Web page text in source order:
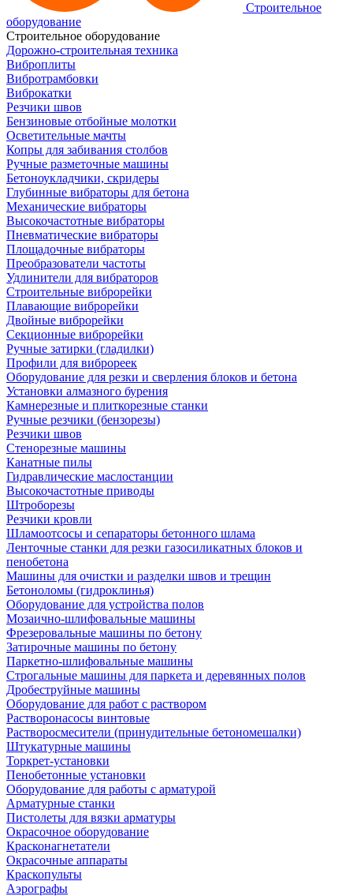
Строительное
оборудование
Строительное оборудование
Дорожно-строительная техника
Виброплиты
Вибротрамбовки
Виброкатки
Резчики швов
Бензиновые отбойные молотки
Осветительные мачты
Копры для забивания столбов
Ручные разметочные машины
Бетоноукладчики, скридеры
Глубинные вибраторы для бетона
Механические вибраторы
Высокочастотные вибраторы
Пневматические вибраторы
Площадочные вибраторы
Преобразователи частоты
Удлинители для вибраторов
Строительные виброрейки
Плавающие виброрейки
Двойные виброрейки
Секционные виброрейки
Ручные затирки (гладилки)
Профили для виброреек
Оборудование для резки и сверления блоков и бетона
Установки алмазного бурения
Камнерезные и плиткорезные станки
Ручные резчики (бензорезы)
Резчики швов
Стенорезные машины
Канатные пилы
Гидравлические маслостанции
Высокочастотные приводы
Штроборезы
Резчики кровли
Шламоотсосы и сепараторы бетонного шлама
Ленточные станки для резки газосиликатных блоков и
пенобетона
Машины для очистки и разделки швов и трещин
Бетоноломы (гидроклинья)
Оборудование для устройства полов
Мозаично-шлифовальные машины
Фрезеровальные машины по бетону
Затирочные машины по бетону
Паркетно-шлифовальные машины
Строгальные машины для паркета и деревянных полов
Дробеструйные машины
Оборудование для работ с раствором
Растворонасосы винтовые
Растворосмесители (принудительные бетономешалки)
Штукатурные машины
Торкрет-установки
Пенобетонные установки
Оборудование для работы с арматурой
Арматурные станки
Пистолеты для вязки арматуры
Окрасочное оборудование
Красконагнетатели
Окрасочные аппараты
Краскопульты
Аэрографы